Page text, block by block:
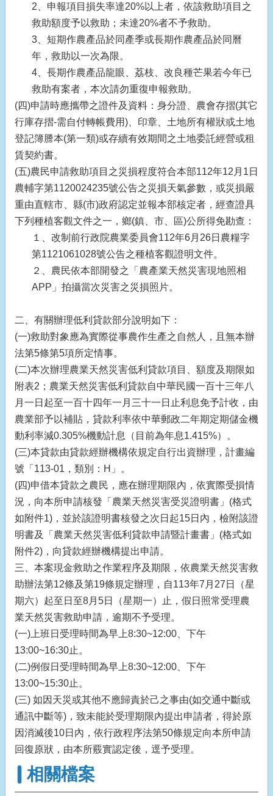
2、申報項目損失率達20%以上者，依該救助項目之
救助額度予以救助；未達20%者不予救助。
3、短期作農產品於同產季或長期作農產品於同曆
年，救助以一次為限。
4、長期作農產品龍眼、荔枝、改良種芒果若今年已
救助有案者，本次請勿重復申報救助。
(四)申請時應攜帶之證件及資料：身分證、農會存摺(其它
行庫存摺-需自付轉帳費用)、印章、土地所有權狀或土地
登記簿謄本(第一類)或存續有效期間之土地委託經營或租
賃契約書。
(五)農民申請救助項目之災損程度符合本部112年12月1日
農輔字第1120024235號公告之災損天氣參數，或災損嚴
重由直轄市、縣(市)政府認定並報本部核定者，經查證具
下列種植客觀文件之一，鄉(鎮、市、區)公所得免勘查：
１、改制前行政院農業委員會112年6月26日農糧字
第1121061028號公告之種植客觀證明文件。
２、農民依本部開發之「農產業天然災害現地照相
APP」拍攝當次災害之災損照片。
二、有關辦理低利貸款部分說明如下：
(一)救助對象應為實際從事農作生產之自然人，且無本辦
法第5條第5項所定情事。
(二)本次辦理農業天然災害低利貸款項目、額度及期限如
附表2；農業天然災害低利貸款自中華民國一百十三年八
月一日起至一百十四年一月三十一日止利息免予計收，由
農業部予以補貼，貸款利率依中華郵政二年期定期儲金機
動利率減0.305%機動計息（目前為年息1.415%）。
(三)本貸款由貸款經辦機構依規定自行出資辦理，計畫編
號「113-01，類別：H」。
(四)申借本貸款之農民，應在辦理期限內，依實際受損情
況，向本所申請核發「農業天然災害受災證明書」(格式
如附件1)，並於該證明書核發之次日起15日內，檢附該證
明書及「農業天然災害低利貸款申請暨計畫書」(格式如
附件2)，向貸款經辦機構提出申請。
三、本案現金救助之作業程序及期限，依農業天然災害救
助辦法第12條及第19條規定辦理，自113年7月27日（星
期六）起至日至8月5日（星期一）止，假日照常受理農
業天然災害救助申請，逾期不予受理。
(一)上班日受理時間為早上8:30~12:00、下午
13:00~16:30止。
(二)例假日受理時間為早上8:30~12:00、下午
13:00~15:30止。
(三) 如因天災或其他不應歸責於己之事由(如交通中斷或
通訊中斷等)，致未能於受理期限內提出申請者，得於原
因消滅後10日內，依行政程序法第50條規定向本所申請
回復原狀，由本所覈實認定後，逕予受理。
相關檔案